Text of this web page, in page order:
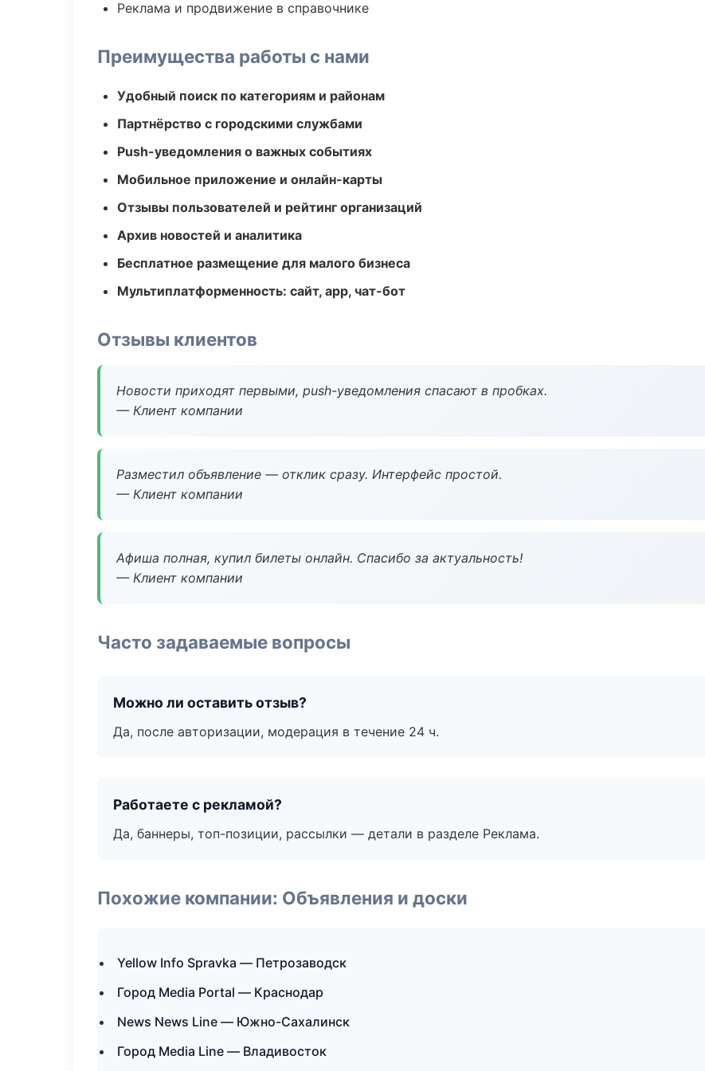
Реклама и продвижение в справочнике
Преимущества работы с нами
Удобный поиск по категориям и районам
Партнёрство с городскими службами
Push-уведомления о важных событиях
Мобильное приложение и онлайн-карты
Отзывы пользователей и рейтинг организаций
Архив новостей и аналитика
Бесплатное размещение для малого бизнеса
Мультиплатформенность: сайт, app, чат-бот
Отзывы клиентов
Новости приходят первыми, push-уведомления спасают в пробках.
— Клиент компании
Разместил объявление — отклик сразу. Интерфейс простой.
— Клиент компании
Афиша полная, купил билеты онлайн. Спасибо за актуальность!
— Клиент компании
Часто задаваемые вопросы
Можно ли оставить отзыв?
Да, после авторизации, модерация в течение 24 ч.
Работаете с рекламой?
Да, баннеры, топ-позиции, рассылки — детали в разделе Реклама.
Похожие компании: Объявления и доски
Yellow Info Spravka — Петрозаводск
Город Media Portal — Краснодар
News News Line — Южно-Сахалинск
Город Media Line — Владивосток